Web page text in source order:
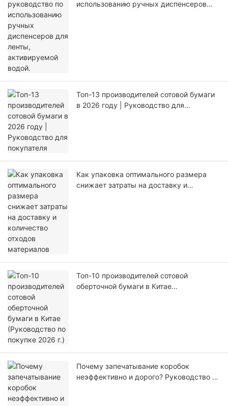
использованию ручных диспенсеров
Топ-13 производителей сотовой бумаги
в 2026 году | Руководство для
Как упаковка оптимального размера
снижает затраты на доставку и
Топ-10 производителей сотовой
оберточной бумаги в Китае
Почему запечатывание коробок
неэффективно и дорого? Руководство по